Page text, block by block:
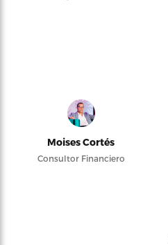
Moises Cortés
Consultor Financiero